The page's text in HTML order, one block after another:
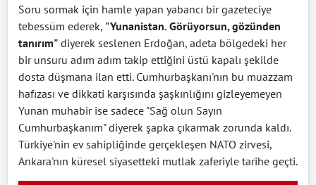
Soru sormak için hamle yapan yabancı bir gazeteciye
tebessüm ederek, "Yunanistan. Görüyorsun, gözünden
tanırım" diyerek seslenen Erdoğan, adeta bölgedeki her
bir unsuru adım adım takip ettiğini üstü kapalı şekilde
dosta düşmana ilan etti. Cumhurbaşkanı'nın bu muazzam
hafızası ve dikkati karşısında şaşkınlığını gizleyemeyen
Yunan muhabir ise sadece "Sağ olun Sayın
Cumhurbaşkanım" diyerek şapka çıkarmak zorunda kaldı.
Türkiye'nin ev sahipliğinde gerçekleşen NATO zirvesi,
Ankara'nın küresel siyasetteki mutlak zaferiyle tarihe geçti.